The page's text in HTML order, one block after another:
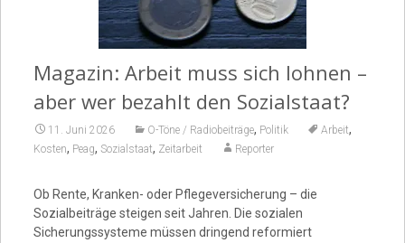
Magazin: Arbeit muss sich lohnen –
aber wer bezahlt den Sozialstaat?
11. Juni 2026 O-Töne / Radiobeiträge, Politik Arbeit,
Kosten, Peag, Sozialstaat, Zeitarbeit Reporter
Ob Rente, Kranken- oder Pflegeversicherung – die
Sozialbeiträge steigen seit Jahren. Die sozialen
Sicherungssysteme müssen dringend reformiert